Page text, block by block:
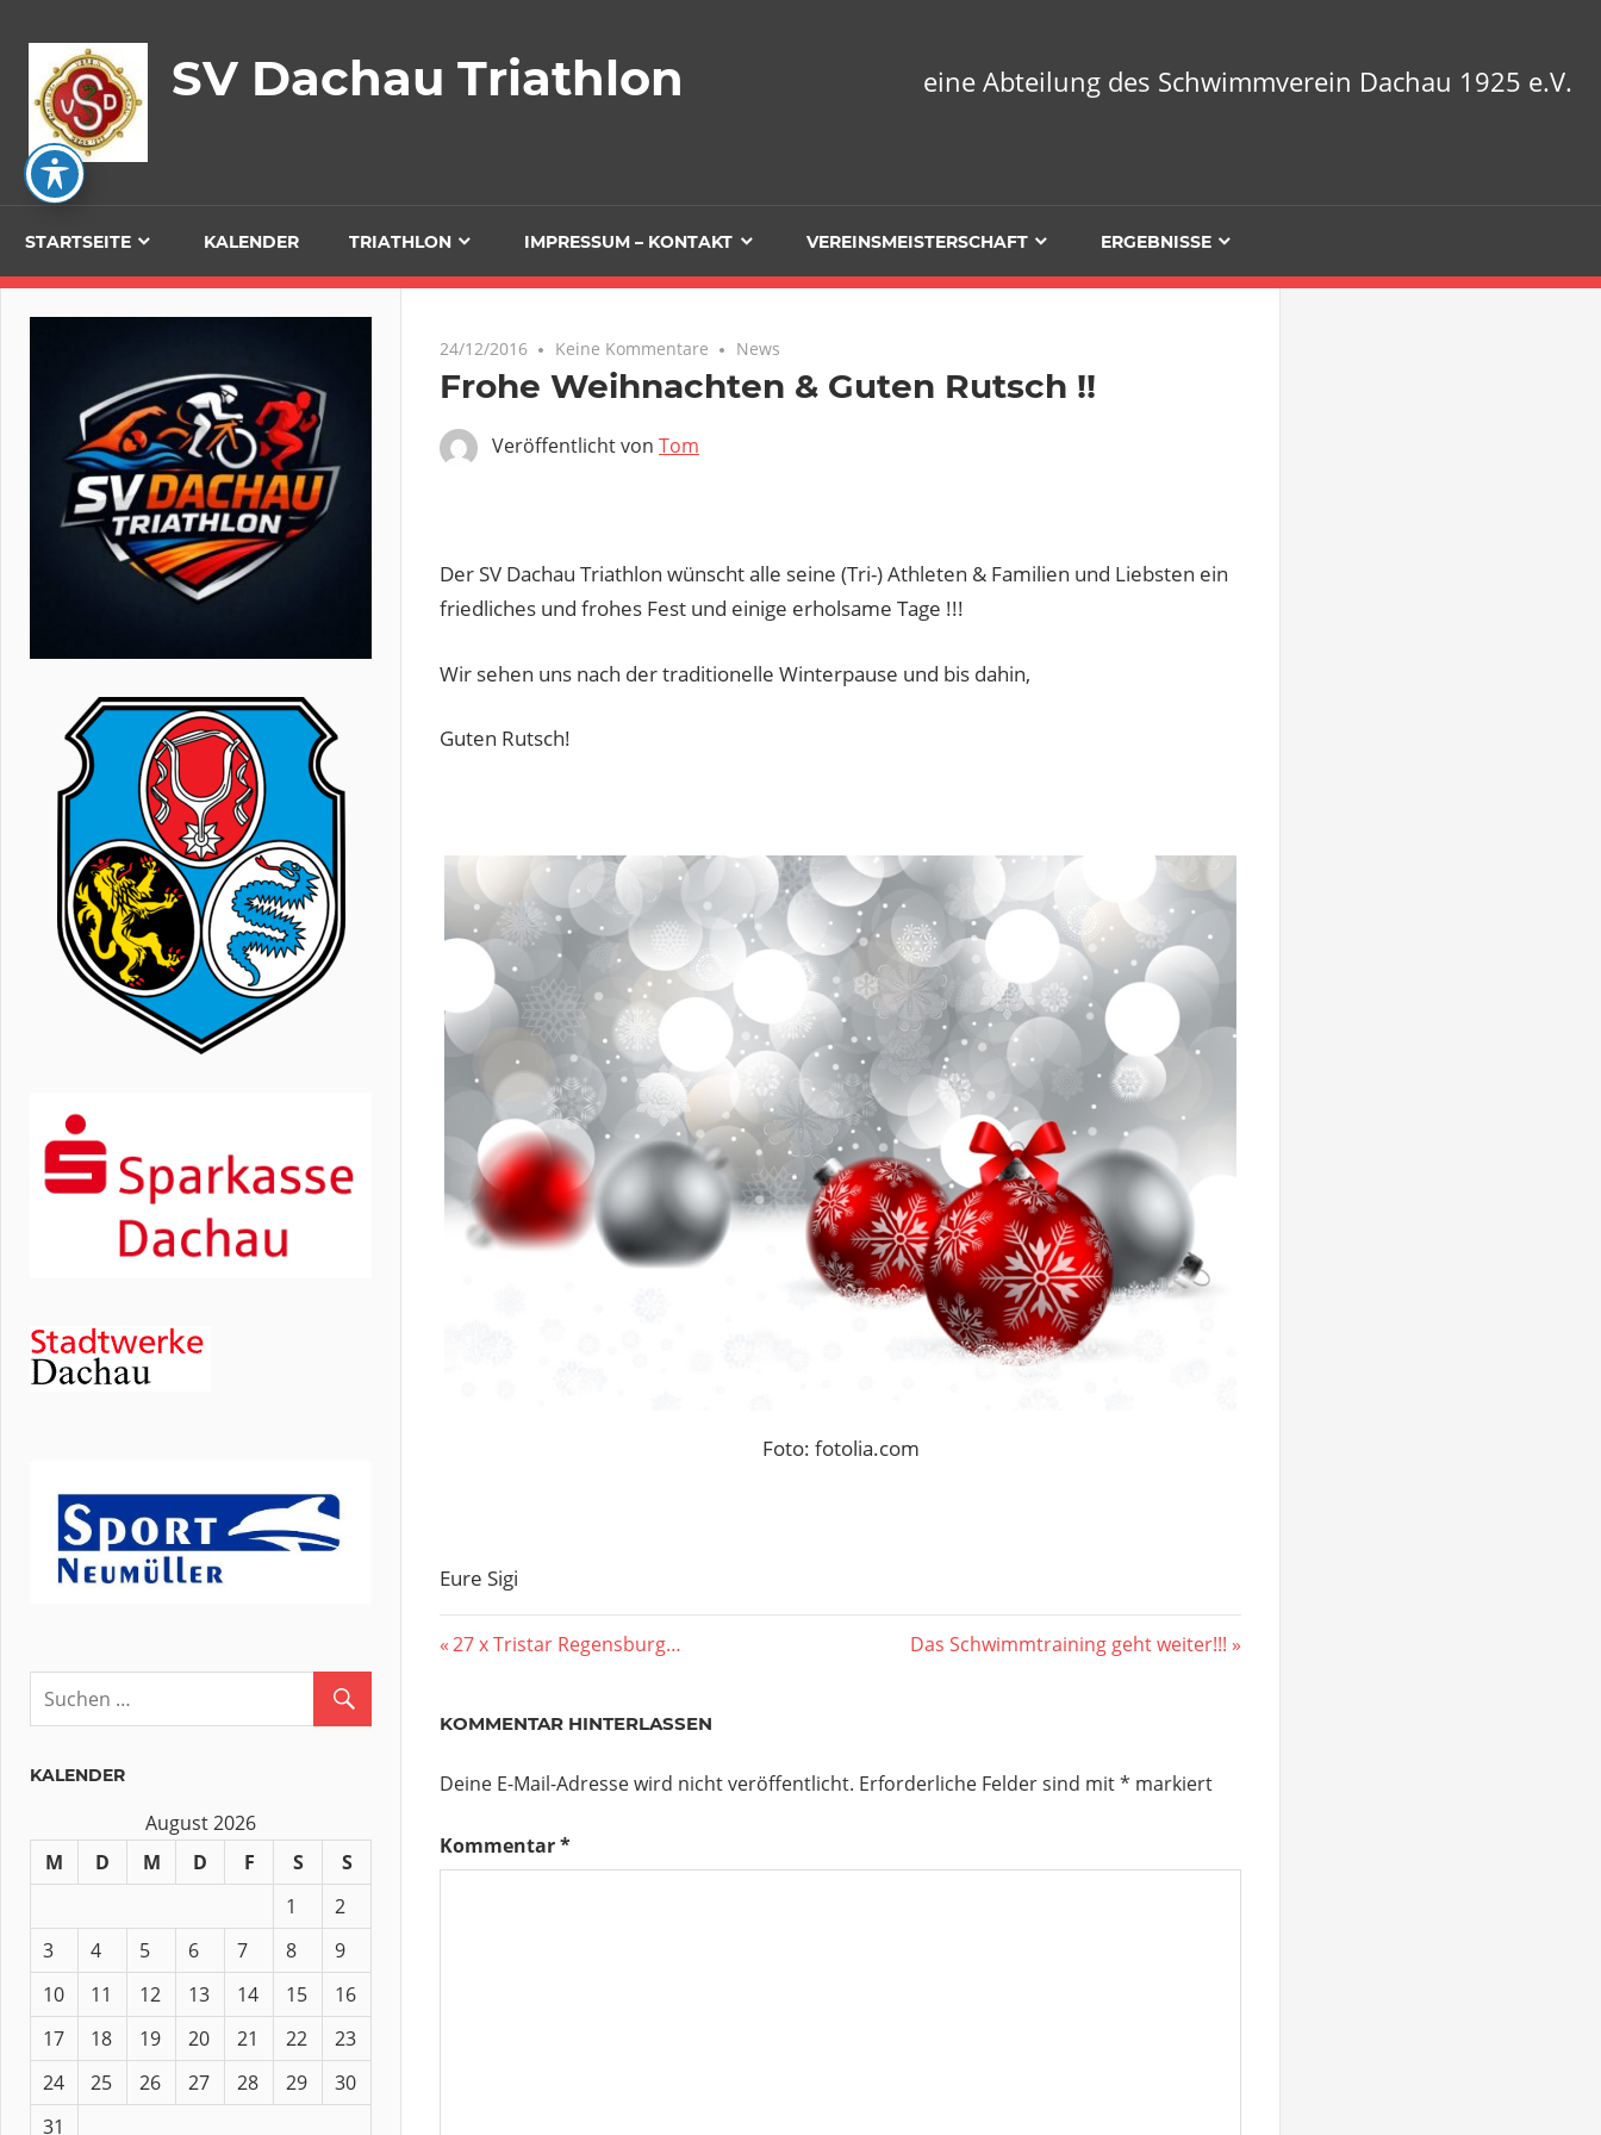
Inhalt
springen
SV Dachau Triathlon eine Abteilung des Schwimmverein Dachau 1925 e.V.
STARTSEITE KALENDER TRIATHLON IMPRESSUM – KONTAKT VEREINSMEISTERSCHAFT ERGEBNISSE
24/12/2016 Keine Kommentare News
Frohe Weihnachten & Guten Rutsch !!
Veröffentlicht von Tom
Der SV Dachau Triathlon wünscht alle seine (Tri-) Athleten & Familien und Liebsten ein
friedliches und frohes Fest und einige erholsame Tage !!!
Wir sehen uns nach der traditionelle Winterpause und bis dahin,
Guten Rutsch!
Foto: fotolia.com
Eure Sigi
Beitragsnavigation
Vorheriger
27 x Tristar Regensburg…
Nächster
Das Schwimmtraining geht weiter!!!
KOMMENTAR HINTERLASSEN
Deine E-Mail-Adresse wird nicht veröffentlicht. Erforderliche Felder sind mit* markiert
Kommentar*
KALENDER
August 2026
M
D M D F S
S
1
2
3
4 5 6 7 8
9
10
11 12 13 14 15
16
17
18 19 20 21 22
23
24
25 26 27 28 29
30
31